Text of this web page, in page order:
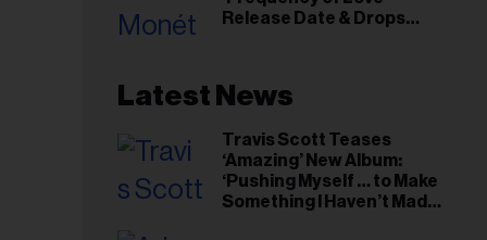
Release Date & Drops
Latest News
Travis Scott Teases
‘Amazing’ New Album:
‘Pushing Myself … to Make
Something I Haven’t Made